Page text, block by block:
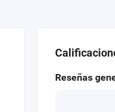
Reseñas